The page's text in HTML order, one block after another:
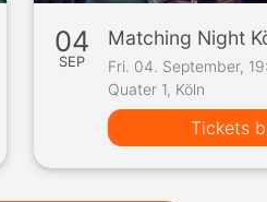
04
SEP
Matching Night
Fri. 04. September,
Quater 1, Köln
Tickets